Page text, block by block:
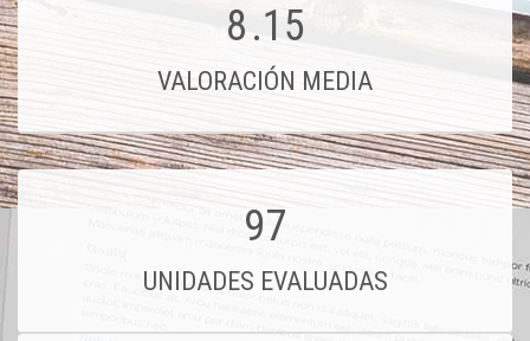
8.15
VALORACIÓN MEDIA
97
UNIDADES EVALUADAS